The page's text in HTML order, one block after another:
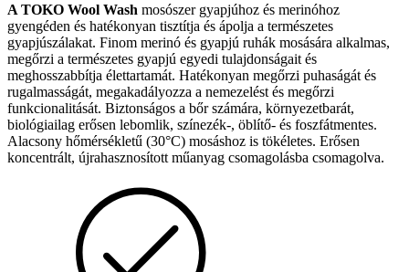
A TOKO Wool Wash mosószer gyapjúhoz és merinóhoz
gyengéden és hatékonyan tisztítja és ápolja a természetes
gyapjúszálakat. Finom merinó és gyapjú ruhák mosására alkalmas,
megőrzi a természetes gyapjú egyedi tulajdonságait és
meghosszabbítja élettartamát. Hatékonyan megőrzi puhaságát és
rugalmasságát, megakadályozza a nemezelést és megőrzi
funkcionalitását. Biztonságos a bőr számára, környezetbarát,
biológiailag erősen lebomlik, színezék-, öblítő- és foszfátmentes.
Alacsony hőmérsékletű (30°C) mosáshoz is tökéletes. Erősen
koncentrált, újrahasznosított műanyag csomagolásba csomagolva.